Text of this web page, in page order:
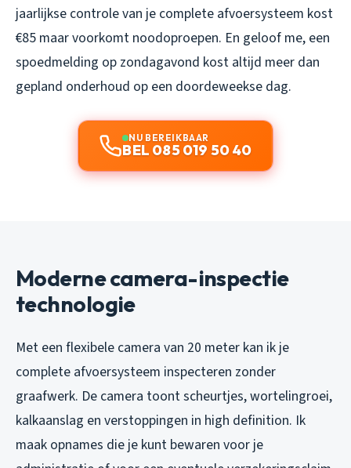
jaarlijkse controle van je complete afvoersysteem kost
€85 maar voorkomt noodoproepen. En geloof me, een
spoedmelding op zondagavond kost altijd meer dan
gepland onderhoud op een doordeweekse dag.
NU BEREIKBAAR
BEL 085 019 50 40
Moderne camera-inspectie
technologie
Met een flexibele camera van 20 meter kan ik je
complete afvoersysteem inspecteren zonder
graafwerk. De camera toont scheurtjes, wortelingroei,
kalkaanslag en verstoppingen in high definition. Ik
maak opnames die je kunt bewaren voor je